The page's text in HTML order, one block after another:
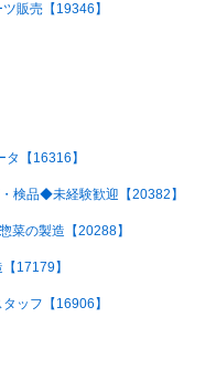
販売【19346】
【16316】
検品◆未経験歓迎【20382】
菜の製造【20288】
17179】
ッフ【16906】